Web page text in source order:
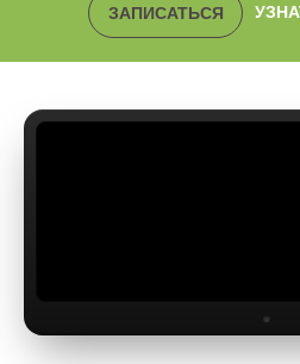
ЗАПИСАТЬСЯ